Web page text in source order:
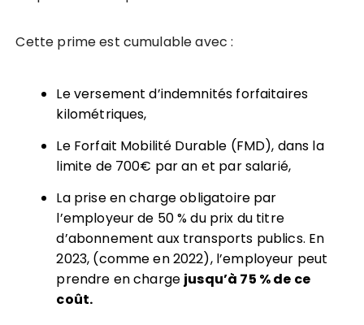
Cette prime est cumulable avec :
Le versement d’indemnités forfaitaires
kilométriques,
Le Forfait Mobilité Durable (FMD), dans la
limite de 700€ par an et par salarié,
La prise en charge obligatoire par
l’employeur de 50 % du prix du titre
d’abonnement aux transports publics. En
2023, (comme en 2022), l’employeur peut
prendre en charge jusqu’à 75 % de ce
coût.